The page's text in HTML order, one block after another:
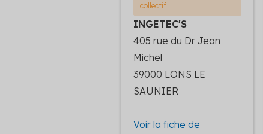
collectif
INGETEC'S
405 rue du Dr Jean
Michel
39000 LONS LE
SAUNIER
Voir la fiche de